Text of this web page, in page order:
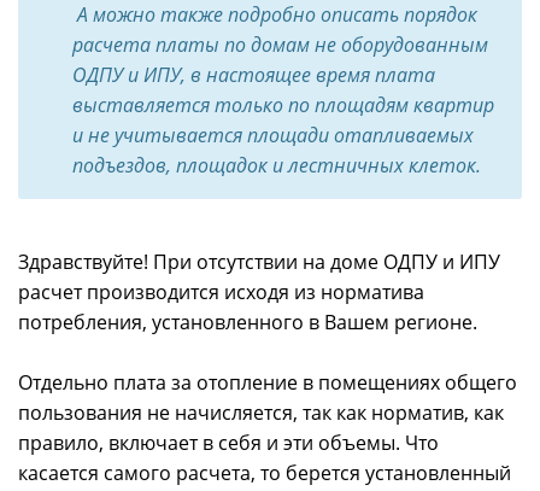
А можно также подробно описать порядок
расчета платы по домам не оборудованным
ОДПУ и ИПУ, в настоящее время плата
выставляется только по площадям квартир
и не учитывается площади отапливаемых
подъездов, площадок и лестничных клеток.
Здравствуйте! При отсутствии на доме ОДПУ и ИПУ
расчет производится исходя из норматива
потребления, установленного в Вашем регионе.
Отдельно плата за отопление в помещениях общего
пользования не начисляется, так как норматив, как
правило, включает в себя и эти объемы. Что
касается самого расчета, то берется установленный